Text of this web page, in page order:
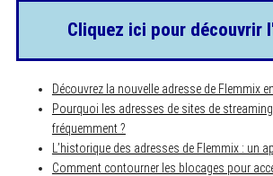
Cliquez ici pour découvrir
Découvrez la nouvelle adresse de Flemmix
Pourquoi les adresses de sites de
fréquemment ?
L’historique des adresses de Flemmix : un
Comment contourner les blocages pour
e
a
f
o
r